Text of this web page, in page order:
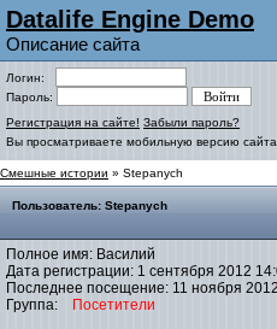
Datalife Engine Demo
Описание сайта
Логин:
Пароль:
Регистрация на сайте! Забыли пароль?
Вы просматриваете мобильную версию сайта.
Смешные истории » Stepanych
Пользователь: Stepanych
Полное имя: Василий
Дата регистрации: 1 сентября 2012
Последнее посещение: 11 ноября
Группа:
Посетители